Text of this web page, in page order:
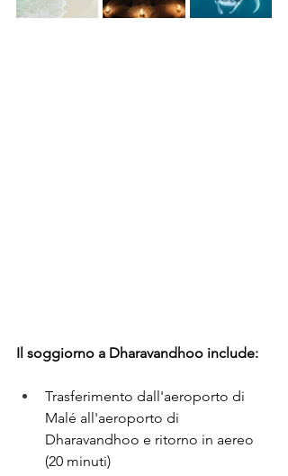
Il soggiorno a Dharavandhoo include:
Trasferimento dall'aeroporto di
Malé all'aeroporto di
Dharavandhoo e ritorno in aereo
(20 minuti)